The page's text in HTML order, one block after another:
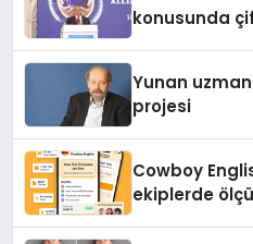
konusunda
Yunan
projesi
Cowboy
ekiplerde